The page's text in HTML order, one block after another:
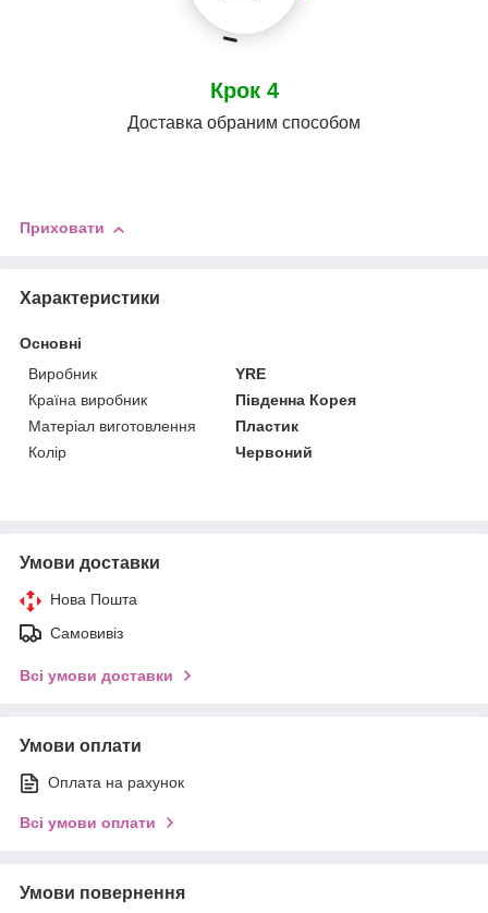
Крок 4
Доставка обраним способом
Приховати
Характеристики
Основні
Виробник
YRE
Країна виробник
Південна Корея
Матеріал виготовлення
Пластик
Колір
Червоний
Умови доставки
Нова Пошта
Самовивіз
Всі умови доставки
Умови оплати
Оплата на рахунок
Всі умови оплати
Умови повернення